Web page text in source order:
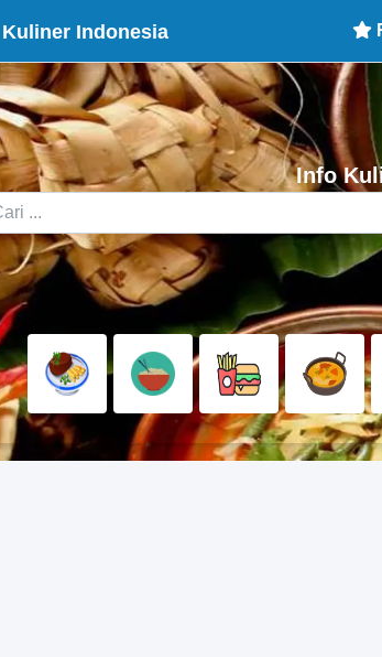
Kuliner Indonesia
Info